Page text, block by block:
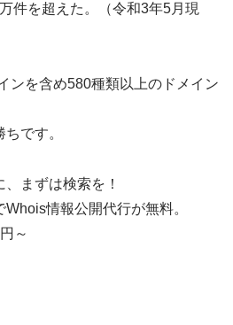
件を超えた。（令和3年5月現
ンを含め580種類以上のドメイン
です。
まずは検索を！
情報公開代行が無料。
～